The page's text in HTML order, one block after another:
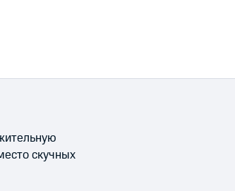
скучных